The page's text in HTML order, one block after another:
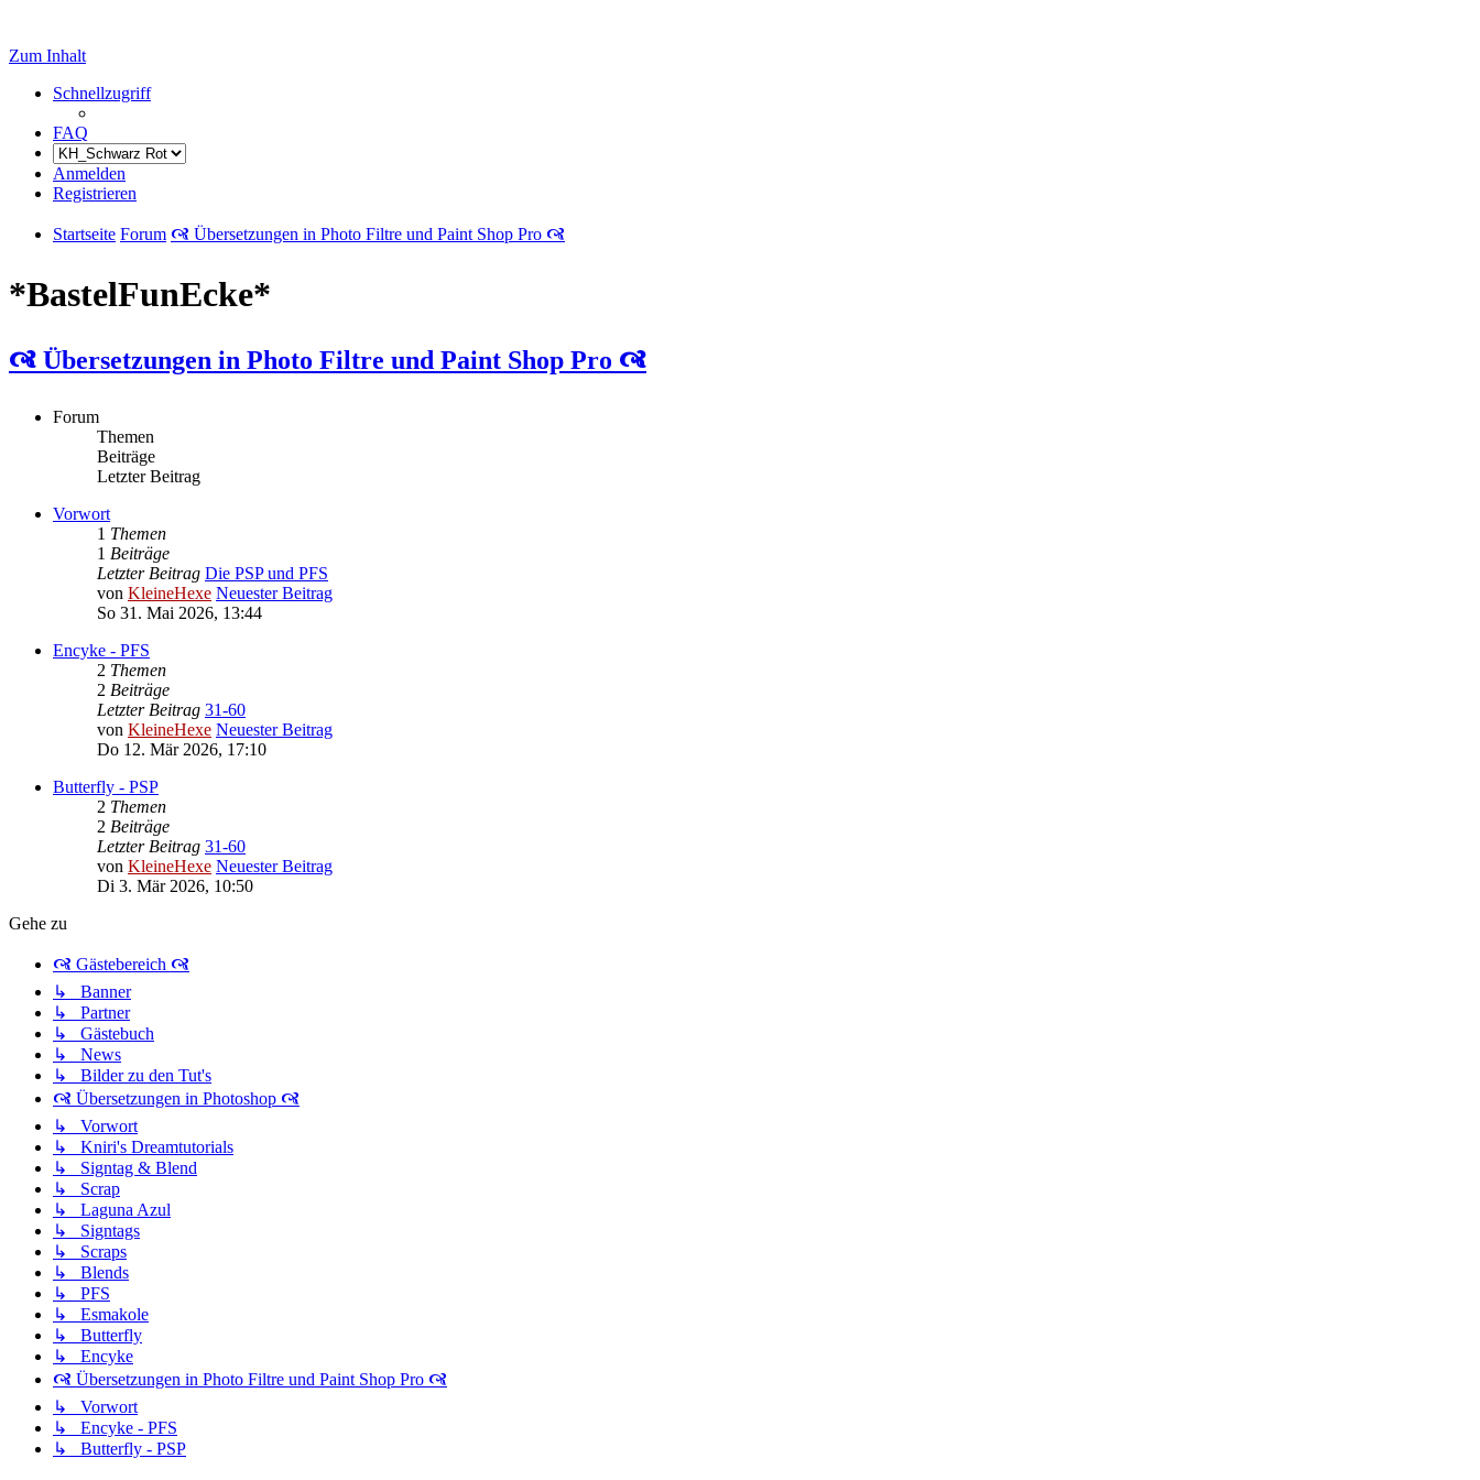
Zum Inhalt
Schnellzugriff
FAQ
Anmelden
Registrieren
Startseite Forum 🙧 Übersetzungen in Photo Filtre und Paint Shop Pro 🙧
*BastelFunEcke*
🙧 Übersetzungen in Photo Filtre und Paint Shop Pro 🙧
Forum
Themen
Beiträge
Letzter Beitrag
Vorwort
1 Themen
1 Beiträge
Letzter Beitrag Die PSP und PFS
von KleineHexe Neuester Beitrag
So 31. Mai 2026, 13:44
Encyke - PFS
2 Themen
2 Beiträge
Letzter Beitrag 31-60
von KleineHexe Neuester Beitrag
Do 12. Mär 2026, 17:10
Butterfly - PSP
2 Themen
2 Beiträge
Letzter Beitrag 31-60
von KleineHexe Neuester Beitrag
Di 3. Mär 2026, 10:50
Gehe zu
🙧 Gästebereich 🙧
↳ Banner
↳ Partner
↳ Gästebuch
↳ News
↳ Bilder zu den Tut's
🙧 Übersetzungen in Photoshop 🙧
↳ Vorwort
↳ Kniri's Dreamtutorials
↳ Signtag & Blend
↳ Scrap
↳ Laguna Azul
↳ Signtags
↳ Scraps
↳ Blends
↳ PFS
↳ Esmakole
↳ Butterfly
↳ Encyke
🙧 Übersetzungen in Photo Filtre und Paint Shop Pro 🙧
↳ Vorwort
↳ Encyke - PFS
↳ Butterfly - PSP